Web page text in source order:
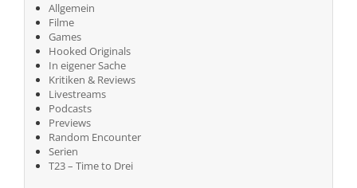
Allgemein
Filme
Games
Hooked Originals
In eigener Sache
Kritiken & Reviews
Livestreams
Podcasts
Previews
Random Encounter
Serien
T23 – Time to Drei